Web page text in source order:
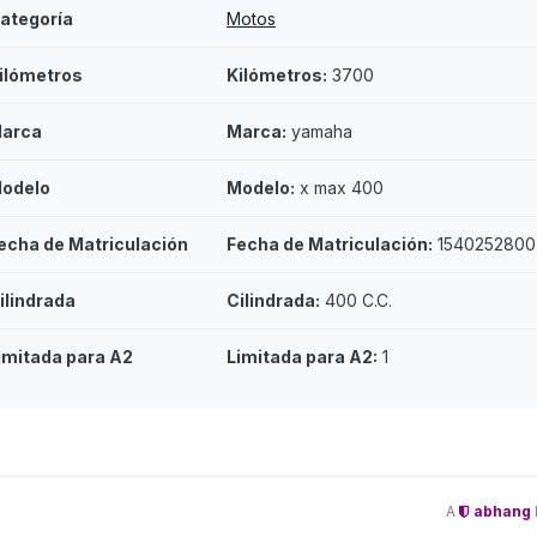
Motos
Kilómetros: 3700
Marca: yamaha
Modelo: x max 400
de Matriculación Fecha de Matriculación: 1540252800
Cilindrada: 400 C.C.
para A2 Limitada para A2: 1
A abhang